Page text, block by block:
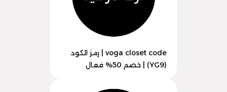
voga closet code | رمز الكود
(YG9) | خصم 50% فعال